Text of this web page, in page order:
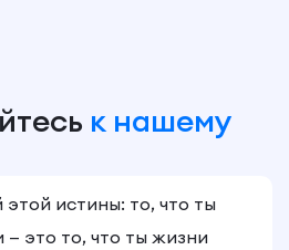
к нашему
истины: то, что ты
это то, что ты жизни